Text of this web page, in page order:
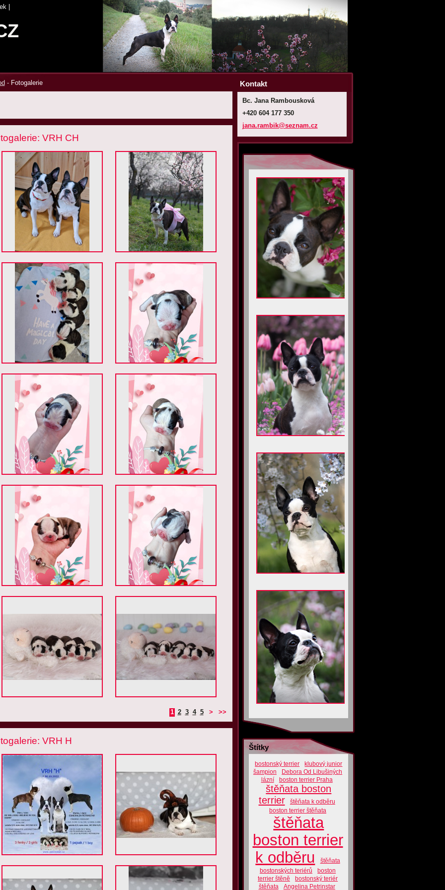
- Fotogalerie
VRH CH
1 2 3 4 5 > >>
VRH H
Kontakt
Bc. Jana Rambousková
+420 604 177 350
jana.ram bik@seznam.cz
Štítky
bostonský terrier
klubový junior
šampion
Debora Od Libušiných
lázní
boston terrier Praha
štěňata boston
terrier
štěňata k odběru
boston terrier štěňata
štěňata
boston terrier
k odběru
štěňata
bostonských teriérů
boston
terrier štěně
bostonský teriér
štěňata
Angelina Petrinstar